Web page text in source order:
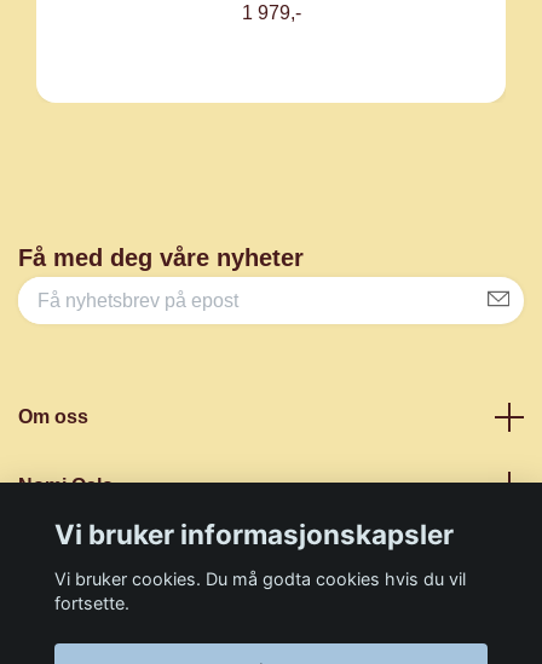
1 979,-
Få med deg våre nyheter
Om oss
Nomi Oslo
Vi bruker informasjonskapsler
Vi bruker cookies. Du må godta cookies hvis du vil
fortsette.